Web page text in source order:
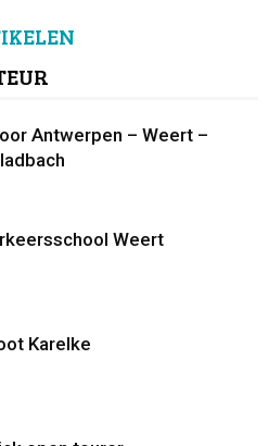
Antwerpen – Weert –
Weert
Karelke